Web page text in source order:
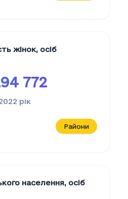
жінок, осіб
772
рік
Райони
населення, осіб